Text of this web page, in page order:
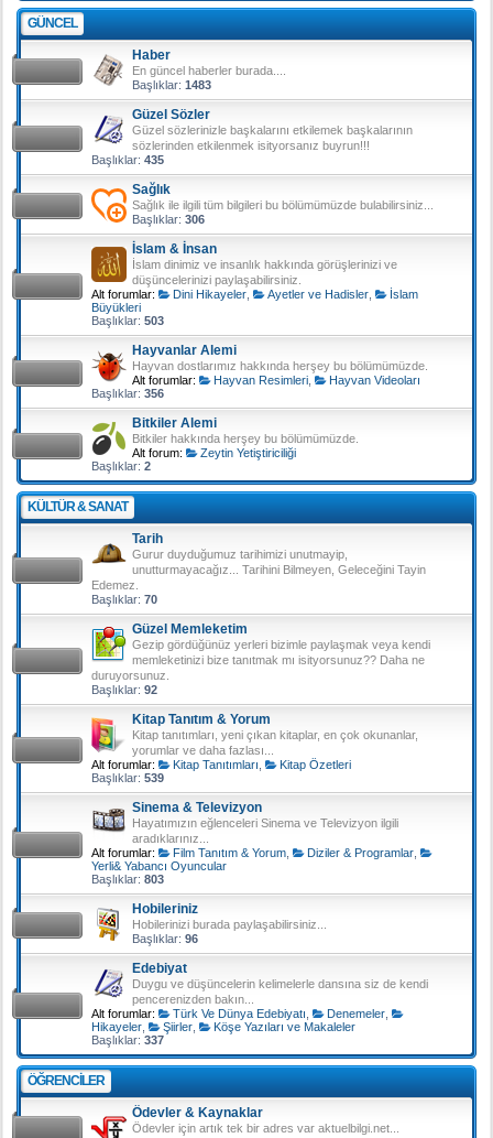
GÜNCEL
Haber
En güncel haberler burada....
Başlıklar: 1483
Güzel Sözler
Güzel sözlerinizle başkalarını etkilemek başkalarının
sözlerinden etkilenmek isityorsanız buyrun!!!
Başlıklar: 435
Sağlık
Sağlık ile ilgili tüm bilgileri bu bölümümüzde bulabilirsiniz...
Başlıklar: 306
İslam & İnsan
İslam dinimiz ve insanlık hakkında görüşlerinizi ve
düşüncelerinizi paylaşabilirsiniz.
Alt forumlar:
Dini Hikayeler, Ayetler ve Hadisler,
İslam
Büyükleri
Başlıklar: 503
Hayvanlar Alemi
Hayvan dostlarımız hakkında herşey bu bölümümüzde.
Alt forumlar:
Hayvan Resimleri,
Hayvan Videoları
Başlıklar: 356
Bitkiler Alemi
Bitkiler hakkında herşey bu bölümümüzde.
Alt forum:
Zeytin Yetiştiriciliği
Başlıklar: 2
KÜLTÜR & SANAT
Tarih
Gurur duyduğumuz tarihimizi unutmayip,
unutturmayacağız... Tarihini Bilmeyen, Geleceğini Tayin
Edemez.
Başlıklar: 70
Güzel Memleketim
Gezip gördüğünüz yerleri bizimle paylaşmak veya kendi
memleketinizi bize tanıtmak mı isityorsunuz?? Daha ne
duruyorsunuz.
Başlıklar: 92
Kitap Tanıtım & Yorum
Kitap tanıtımları, yeni çıkan kitaplar, en çok okunanlar,
yorumlar ve daha fazlası...
Alt forumlar:
Kitap Tanıtımları
Kitap Özetleri
Başlıklar: 539
Sinema & Televizyon
Hayatımızın eğlenceleri Sinema ve Televizyon ilgili
aradıklarınız...
Alt forumlar:
Film Tanıtım & Yorum, Diziler & Programlar,
Yerli& Yabancı Oyuncular
Başlıklar: 803
Hobileriniz
Hobilerinizi burada paylaşabilirsiniz...
Başlıklar: 96
Edebiyat
Duygu ve düşüncelerin kelimelerle dansına siz de kendi
pencerenizden bakın...
Alt forumlar:
Türk Ve Dünya Edebiyatı Denemeler,
Hikayeler
Şiirler,
Köşe Yazıları ve Makaleler
Başlıklar: 337
ÖĞRENCILER
Ödevler & Kaynaklar
Ödevler için artık tek bir adres var aktuelbilgi.net...